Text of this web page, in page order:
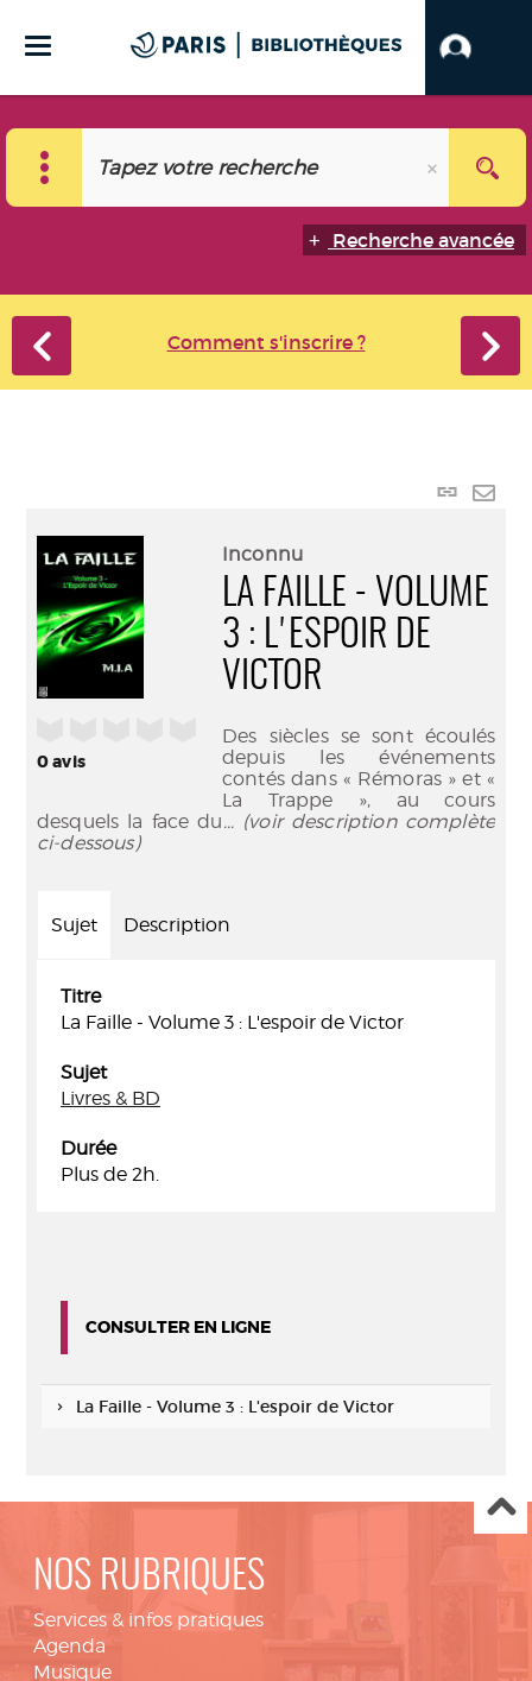
Recherche avancée
Comment s'inscrire ?
Lien
mail
0avis
Inconnu
LA FAILLE - VOLUME
3 : L'ESPOIR DE
VICTOR
Des siècles se sont écoulés
depuis les événements
contés dans « Rémoras » et «
La Trappe », au cours
desquels la face du... (voir description complète
ci-dessous)
Sujet Description
Titre
La Faille - Volume 3 : L'espoir de Victor
Sujet
Livres & BD
Durée
Plus de 2h.
CONSULTER EN LIGNE
La Faille - Volume 3 : L'espoir de Victor
NOS RUBRIQUES
Services & infos pratiques
Agenda
Musique